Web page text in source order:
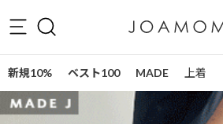
新規10% ベスト100 MADE 上着